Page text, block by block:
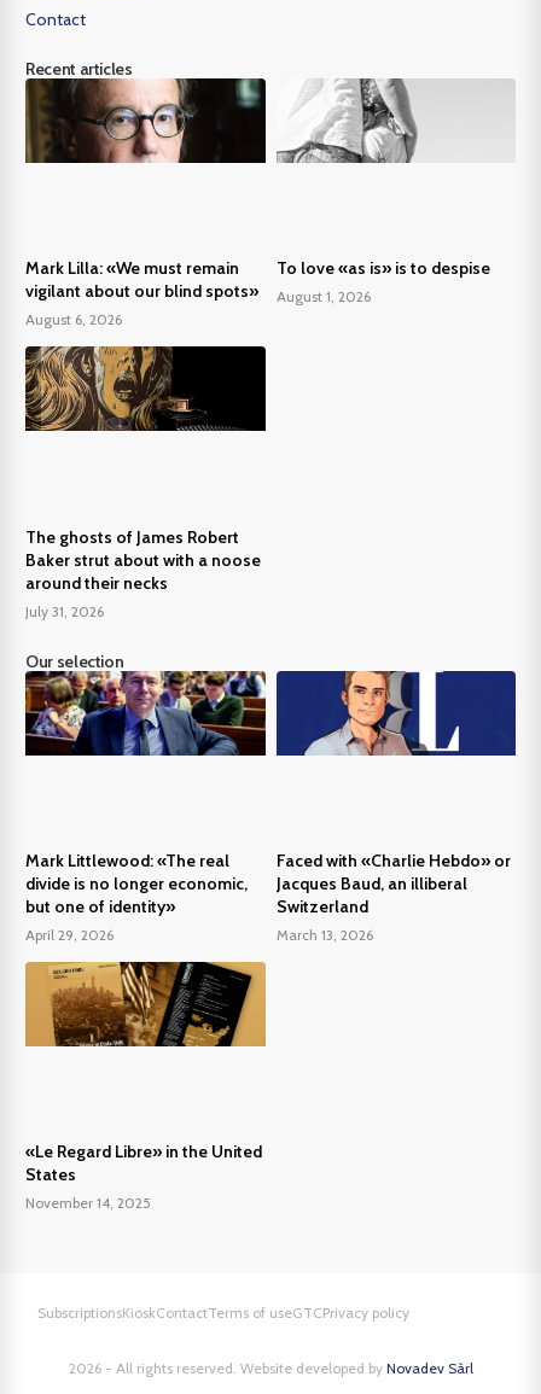
Contact
Recent articles
Mark Lilla: «We must remain
vigilant about our blind spots»
August 6, 2026
To love «as is» is to despise
August 1, 2026
The ghosts of James Robert
Baker strut about with a noose
around their necks
July 31, 2026
Our selection
Mark Littlewood: «The real
divide is no longer economic,
but one of identity»
April 29, 2026
Faced with «Charlie Hebdo» or
Jacques Baud, an illiberal
Switzerland
March 13, 2026
«Le Regard Libre» in the United
States
November 14, 2025
2026 - All rights reserved. Website developed by Novadev Sàrl
SubscriptionsKioskContactTerms of useGTCPrivacy policy